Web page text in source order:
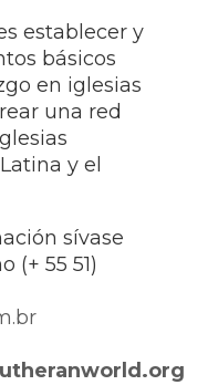
establecer y
básicos
en iglesias
una red
y el
sívase
(+ 55 51)